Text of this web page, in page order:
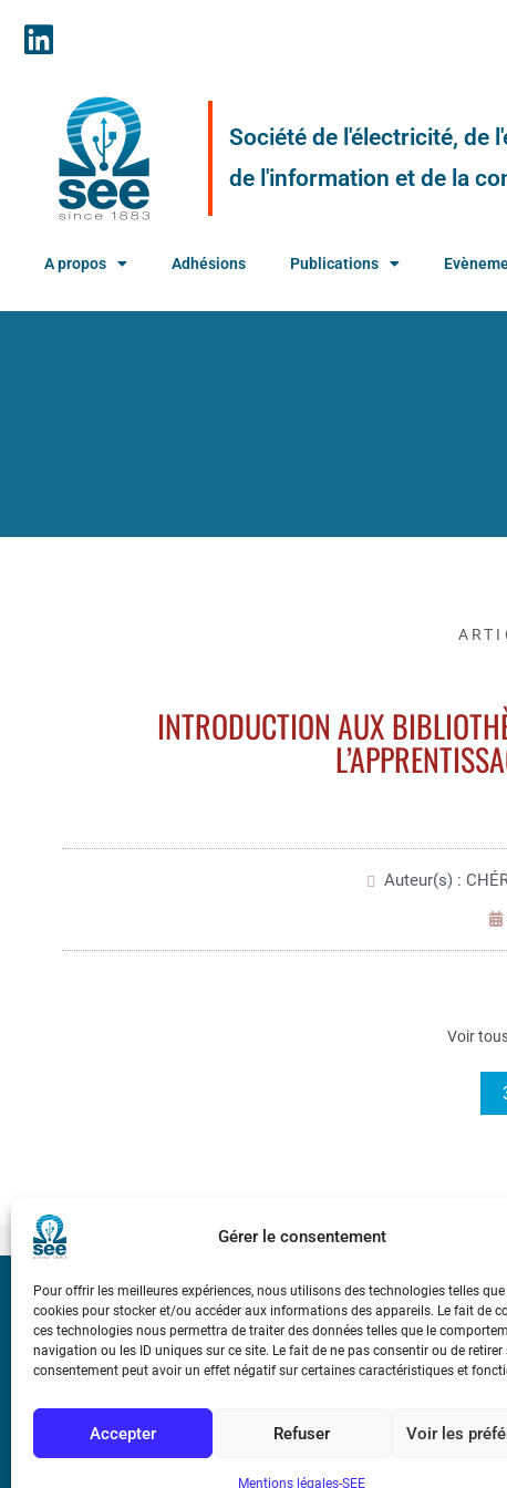
Gérer le consentement
Pour offrir les meilleures expériences, nous utilisons des technologies telles que
cookies pour stocker et/ou accéder aux informations des appareils. Le fait de
ces technologies nous permettra de traiter des données telles que le
navigation ou les ID uniques sur ce site. Le fait de ne pas consentir ou de retirer
consentement peut avoir un effet négatif sur certaines caractéristiques et
Accepter Refuser Voir les
Mentions légales-SEE
Société de l'électricité, de
de l'information et de la
A propos Adhésions Publications
INTRODUCTION AUX
Auteur(s) :
Voir
Bicentenaire des
Ampère
Conditions